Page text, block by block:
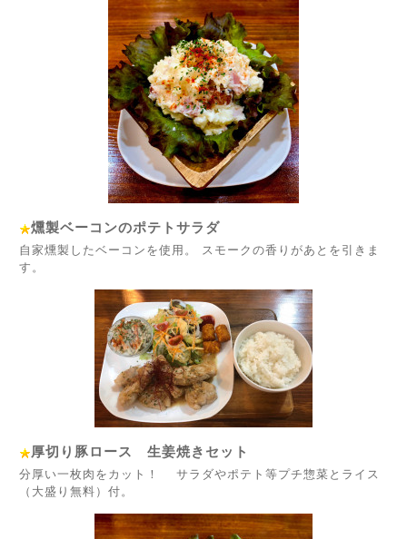
燻製ベーコンのポテトサラダ
自家燻製したベーコンを使用。 スモークの香りがあとを引きま
す。
厚切り豚ロース 生姜焼きセット
分厚い一枚肉をカット！ サラダやポテト等プチ惣菜とライス
（大盛り無料）付。